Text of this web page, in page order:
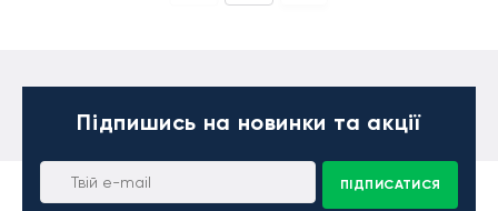
Підпишись на новинки та акції
ПІДПИСАТИСЯ